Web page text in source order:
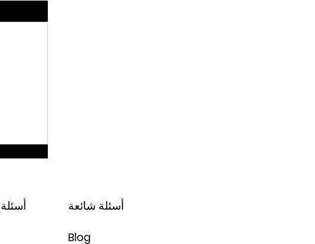
أسئلة شائعة
Blog